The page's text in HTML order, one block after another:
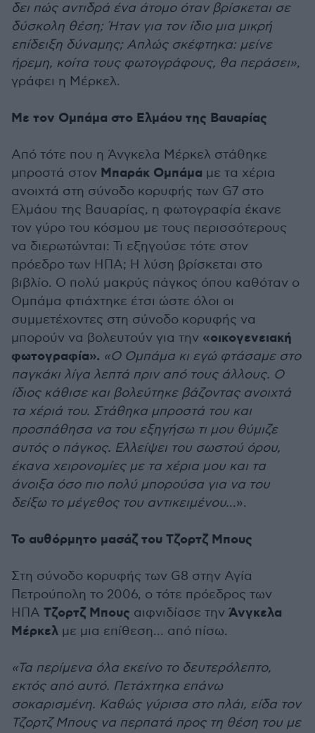
δει πώς αντιδρά ένα άτομο όταν βρίσκεται σε
δύσκολη θέση; Ήταν για τον ίδιο μια μικρή
επίδειξη δύναμης; Απλώς σκέφτηκα: μείνε
ήρεμη, κοίτα τους φωτογράφους, θα περάσει»,
γράφει η Μέρκελ.
Με τον Ομπάμα στο Ελμάου της Βαυαρίας
Από τότε που η Άνγκελα Μέρκελ στάθηκε
μπροστά στον Μπαράκ Ομπάμα με τα χέρια
ανοιχτά στη σύνοδο κορυφής των G7 στο
Ελμάου της Βαυαρίας, η φωτογραφία έκανε
τον γύρο του κόσμου με τους περισσότερους
να διερωτώνται: Τι εξηγούσε τότε στον
πρόεδρο των ΗΠΑ; Η λύση βρίσκεται στο
βιβλίο. Ο πολύ μακρύς πάγκος όπου καθόταν ο
Ομπάμα φτιάχτηκε έτσι ώστε όλοι οι
συμμετέχοντες στη σύνοδο κορυφής να
μπορούν να βολευτούν για την «οικογενειακή
φωτογραφία». «Ο Ομπάμα κι εγώ φτάσαμε στο
παγκάκι λίγα λεπτά πριν από τους άλλους. Ο
ίδιος κάθισε και βολεύτηκε βάζοντας ανοιχτά
τα χέριά του. Στάθηκα μπροστά του και
προσπάθησα να του εξηγήσω τι μου θύμιζε
αυτός ο πάγκος. Ελλείψει του σωστού όρου,
έκανα χειρονομίες με τα χέρια μου και τα
άνοιξα όσο πιο πολύ μπορούσα για να του
δείξω το μέγεθος του αντικειμένου...».
Το αυθόρμητο μασάζ του Τζορτζ Μπους
Στη σύνοδο κορυφής των G8 στην Αγία
Πετρούπολη το 2006, ο τότε πρόεδρος των
ΗΠΑ Τζορτζ Μπους αιφνιδίασε την Άνγκελα
Μέρκελ με μια επίθεση... από πίσω.
«Τα περίμενα όλα εκείνο το δευτερόλεπτο,
εκτός από αυτό. Πετάχτηκα επάνω
σοκαρισμένη. Καθώς γύρισα στο πλάι, είδα τον
Τζορτζ Μπους να περπατά προς τη θέση του με